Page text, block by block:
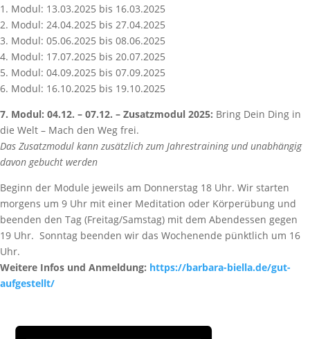
1. Modul: 13.03.2025 bis 16.03.2025
2. Modul: 24.04.2025 bis 27.04.2025
3. Modul: 05.06.2025 bis 08.06.2025
4. Modul: 17.07.2025 bis 20.07.2025
5. Modul: 04.09.2025 bis 07.09.2025
6. Modul: 16.10.2025 bis 19.10.2025
7. Modul: 04.12. – 07.12. – Zusatzmodul 2025: Bring Dein Ding in
die Welt – Mach den Weg frei.
Das Zusatzmodul kann zusätzlich zum Jahrestraining und unabhängig
davon gebucht werden
Beginn der Module jeweils am Donnerstag 18 Uhr. Wir starten
morgens um 9 Uhr mit einer Meditation oder Körperübung und
beenden den Tag (Freitag/Samstag) mit dem Abendessen gegen
19 Uhr. Sonntag beenden wir das Wochenende pünktlich um 16
Uhr.
Weitere Infos und Anmeldung: https://barbara-biella.de/gut-
aufgestellt/